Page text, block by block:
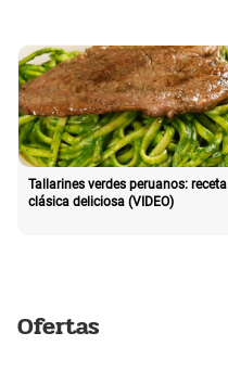
Tallarines verdes peruanos: receta
clásica deliciosa (VIDEO)
Ofertas